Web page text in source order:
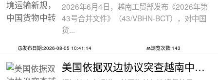
2026年6月4日，越南工贸部发布《2026年第
43号合并文件》（43/VBHN-BCT），对中国
货...
发布日期:2026-08-05 10:41:14 浏览次数:143
美国依据双边协议突查越南中资工厂，三